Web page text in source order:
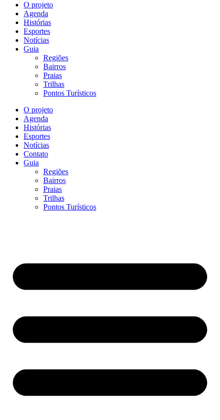
O projeto
Agenda
Histórias
Esportes
Notícias
Guia
Regiões
Bairros
Praias
Trilhas
Pontos Turísticos
O projeto
Agenda
Histórias
Esportes
Notícias
Contato
Guia
Regiões
Bairros
Praias
Trilhas
Pontos Turísticos